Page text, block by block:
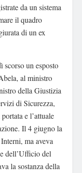
da un sistema
il quadro
di un ex
scorso un esposto
al ministro
della Giustizia
di Sicurezza,
e l’attuale
Il 4 giugno la
ma aveva
dell’Ufficio del
la sostanza della